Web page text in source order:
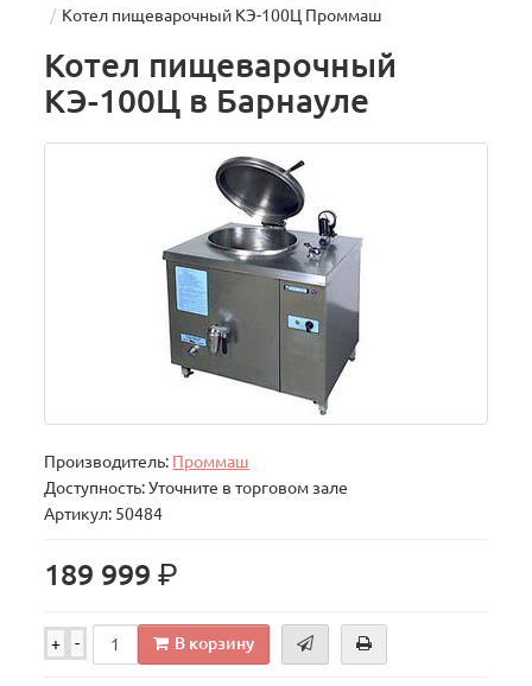
Котел пищеварочный КЭ-100Ц Проммаш
Котел пищеварочный
КЭ-100Ц в Барнауле
Производитель: Проммаш
Доступность: Уточните в торговом зале
Артикул: 50484
189 999р.
+ - В корзину